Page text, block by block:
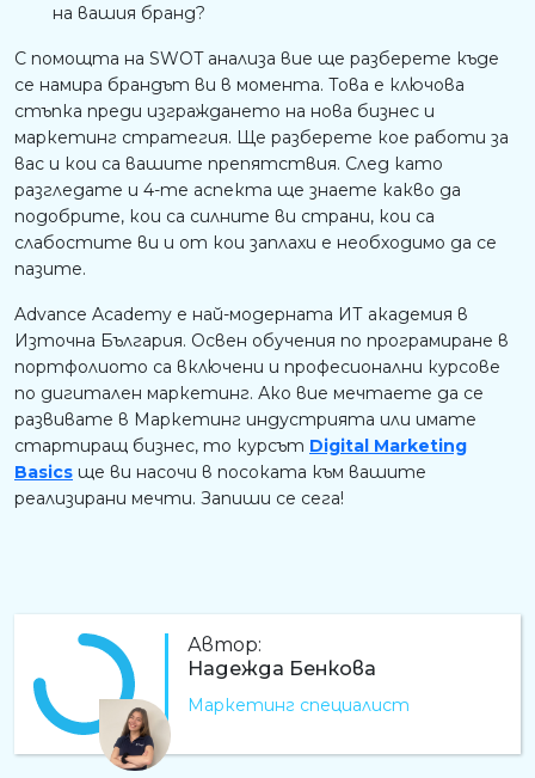
на вашия бранд?
С помощта на SWOT анализа вие ще разберете къде
се намира брандът ви в момента. Това е ключова
стъпка преди изграждането на нова бизнес и
маркетинг стратегия. Ще разберете кое работи за
вас и кои са вашите препятствия. След като
разгледате и 4-те аспекта ще знаете какво да
подобрите, кои са силните ви страни, кои са
слабостите ви и от кои заплахи е необходимо да се
пазите.
Advance Academy е най-модерната ИТ академия в
Източна България. Освен обучения по програмиране в
портфолиото са включени и професионални курсове
по дигитален маркетинг. Ако вие мечтаете да се
развивате в Маркетинг индустрията или имате
стартиращ бизнес, то курсът Digital Marketing
Basics ще ви насочи в посоката към вашите
реализирани мечти. Запиши се сега!
Автор:
Надежда Бенкова
Маркетинг специалист